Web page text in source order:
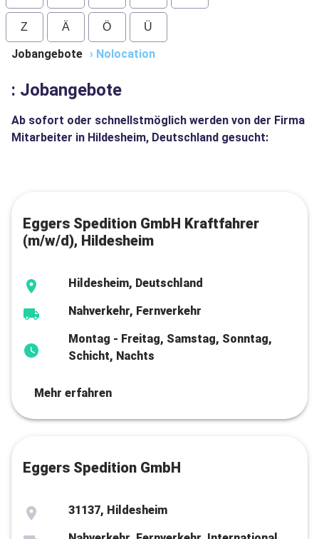
Z Ä Ö Ü
Jobangebote › Nolocation
: Jobangebote
Ab sofort oder schnellstmöglich werden von der Firma
Mitarbeiter in Hildesheim, Deutschland gesucht:
Eggers Spedition GmbH Kraftfahrer
(m/w/d), Hildesheim
Hildesheim, Deutschland
Nahverkehr, Fernverkehr
Montag - Freitag, Samstag, Sonntag,
Schicht, Nachts
Mehr erfahren
Eggers Spedition GmbH
31137, Hildesheim